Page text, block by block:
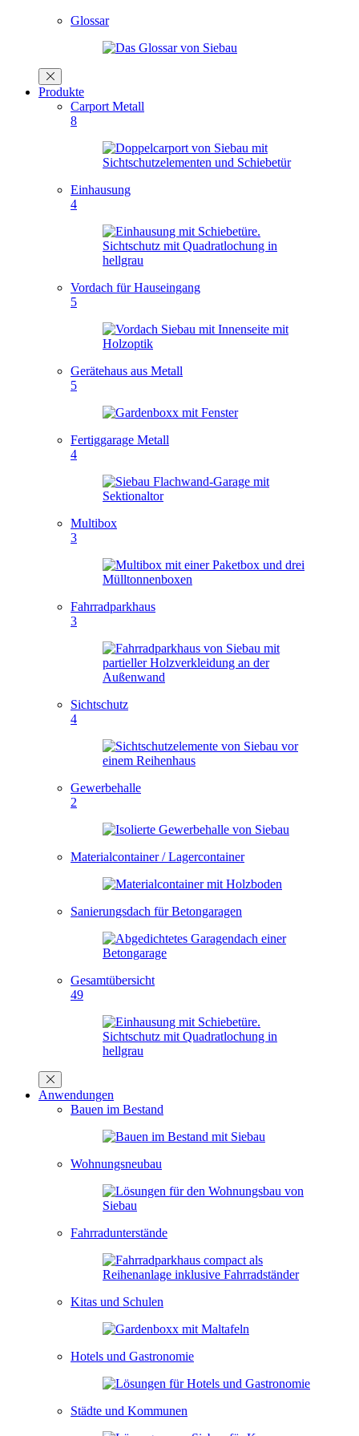
Glossar
Produkte
Carport Metall
8
Einhausung
4
Vordach für Hauseingang
5
Gerätehaus aus Metall
5
Fertiggarage Metall
4
Multibox
3
Fahrradparkhaus
3
Sichtschutz
4
Gewerbehalle
2
Materialcontainer / Lagercontainer
Sanierungsdach für Betongaragen
Gesamtübersicht
49
Anwendungen
Bauen im Bestand
Wohnungsneubau
Fahrradunterstände
Kitas und Schulen
Hotels und Gastronomie
Städte und Kommunen